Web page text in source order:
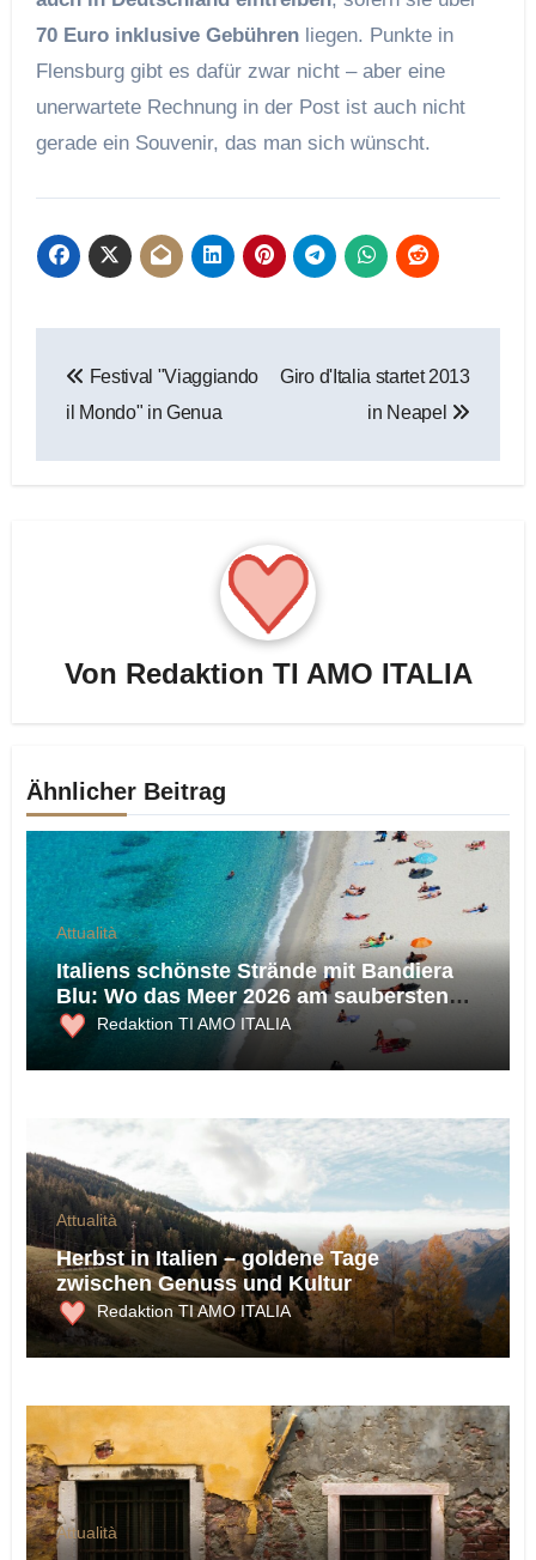
70 Euro inklusive Gebührenliegen. Punkte in
Flensburg gibt es dafür zwar nicht – aber eine
unerwartete Rechnung in der Post ist auch nicht
gerade ein Souvenir, das man sich wünscht.
Festival "Viaggiando
il Mondo" in Genua
Giro d'Italia startet 2013
in Neapel
Von Redaktion TI AMO ITALIA
Ähnlicher Beitrag
Attualità
Italiens schönste Strände mit Bandiera
Blu: Wo das Meer 2026 am saubersten
ist
Redaktion TI AMO ITALIA
Attualità
Herbst in Italien – goldene Tage
zwischen Genuss und Kultur
Redaktion TI AMO ITALIA
Attualità